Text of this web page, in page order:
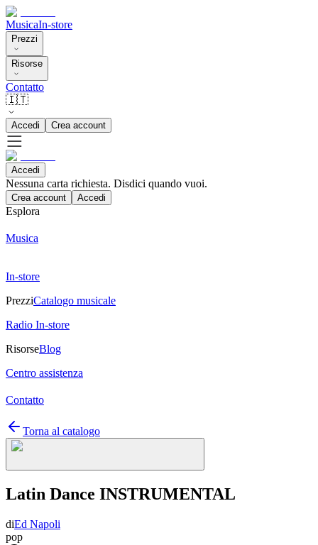
MusicaIn-store
Prezzi
Risorse
Contatto
🇮🇹
Accedi Crea account
Accedi
Nessuna carta richiesta. Disdici quando vuoi.
Crea account Accedi
Esplora
Musica
In-store
PrezziCatalogo musicale
Radio In-store
RisorseBlog
Centro assistenza
Contatto
Torna al catalogo
Latin Dance INSTRUMENTAL
diEd Napoli
pop